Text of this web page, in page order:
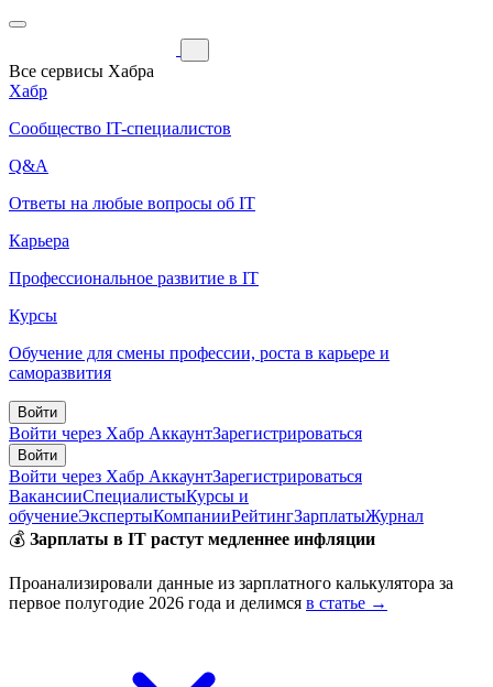
Все сервисы Хабра
Хабр
Сообщество IT-специалистов
Q&A
Ответы на любые вопросы об IT
Карьера
Профессиональное развитие в IT
Курсы
Обучение для смены профессии, роста в карьере и
саморазвития
Войти
Войти через Хабр АккаунтЗарегистрироваться
Войти
Войти через Хабр АккаунтЗарегистрироваться
ВакансииСпециалистыКурсы и
обучениеЭкспертыКомпанииРейтингЗарплатыЖурнал
💰 Зарплаты в IT растут медленнее инфляции
Проанализировали данные из зарплатного калькулятора за
первое полугодие 2026 года и делимся в статье →